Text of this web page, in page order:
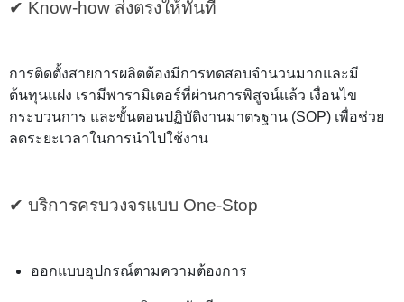
✔︎ Know-how ส่งตรงให้ทันที
การติดตั้งสายการผลิตต้องมีการทดสอบจำนวนมากและมี
ต้นทุนแฝง เรามีพารามิเตอร์ที่ผ่านการพิสูจน์แล้ว เงื่อนไข
กระบวนการ และขั้นตอนปฏิบัติงานมาตรฐาน (SOP) เพื่อช่วย
ลดระยะเวลาในการนำไปใช้งาน
✔︎ บริการครบวงจรแบบ One-Stop
ออกแบบอุปกรณ์ตามความต้องการ